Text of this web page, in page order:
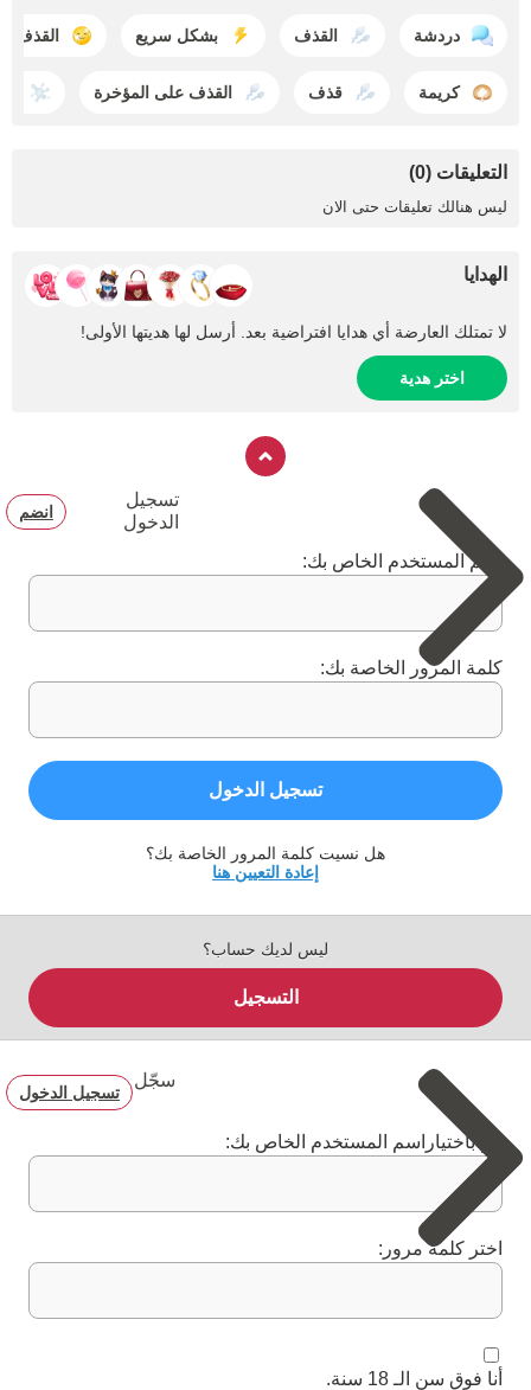
دردشة القذف بشكل سريع القذف
كريمة قذف القذف على المؤخرة
التعليقات (0)
ليس هنالك تعليقات حتى الان
الهدايا
لا تمتلك العارضة أي هدايا افتراضية بعد. أرسل لها هديتها الأولى!
اختر هدية
تسجيل
الدخول
انضم
اسم المستخدم الخاص بك:
كلمة المرور الخاصة بك:
تسجيل الدخول
هل نسيت كلمة المرور الخاصة بك؟
إعادة التعيين هنا
ليس لديك حساب؟
التسجيل
سجّل
تسجيل الدخول
قم باختياراسم المستخدم الخاص بك:
اختر كلمة مرور:
أنا فوق سن الـ 18 سنة.